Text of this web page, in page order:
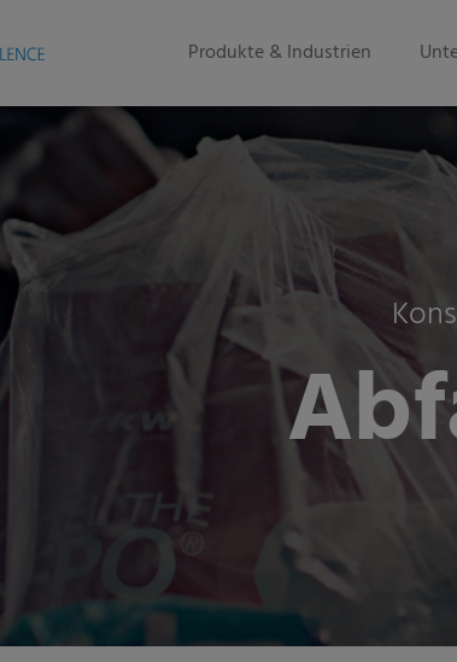
Produkte & Industrien